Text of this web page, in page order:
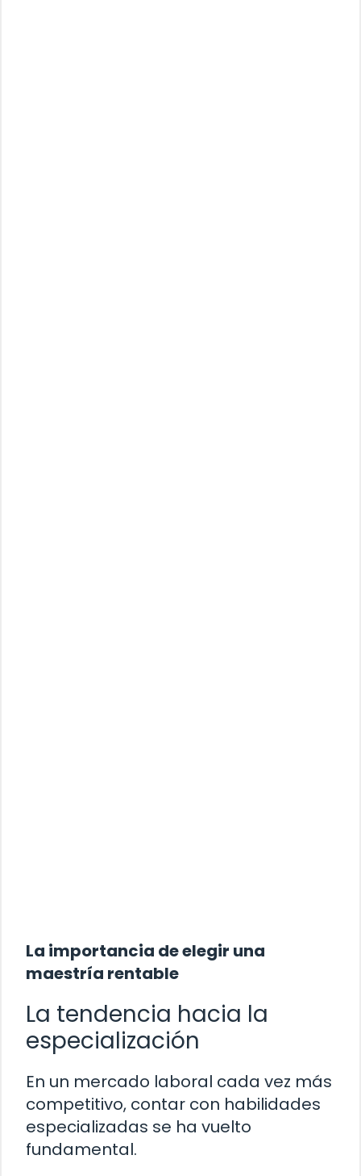
La importancia de elegir una
maestría rentable
La tendencia hacia la
especialización
En un mercado laboral cada vez más
competitivo, contar con habilidades
especializadas se ha vuelto
fundamental.